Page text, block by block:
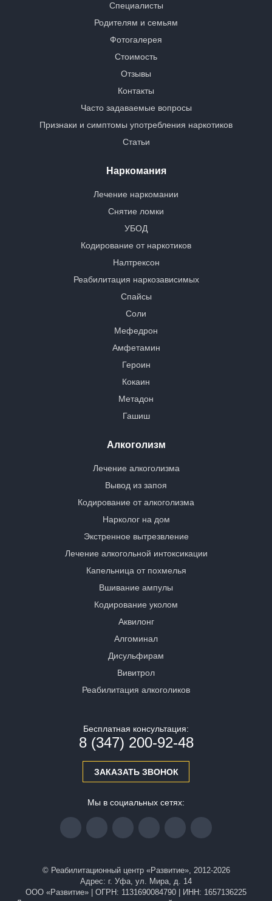
Специалисты
Родителям и семьям
Фотогалерея
Стоимость
Отзывы
Контакты
Часто задаваемые вопросы
Признаки и симптомы употребления наркотиков
Статьи
Наркомания
Лечение наркомании
Снятие ломки
УБОД
Кодирование от наркотиков
Налтрексон
Реабилитация наркозависимых
Спайсы
Соли
Мефедрон
Амфетамин
Героин
Кокаин
Метадон
Гашиш
Алкоголизм
Лечение алкоголизма
Вывод из запоя
Кодирование от алкоголизма
Нарколог на дом
Экстренное вытрезвление
Лечение алкогольной интоксикации
Капельница от похмелья
Вшивание ампулы
Кодирование уколом
Аквилонг
Алгоминал
Дисульфирам
Вивитрол
Реабилитация алкоголиков
Бесплатная консультация:
8 (347) 200-92-48
ЗАКАЗАТЬ ЗВОНОК
Мы в социальных сетях:
© Реабилитационный центр «Развитие», 2012-2026
Адрес: г. Уфа, ул. Мира, д. 14
ООО «Развитие» | ОГРН: 1131690084790 | ИНН: 1657136225